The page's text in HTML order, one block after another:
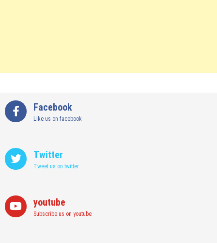
Facebook
Like us on facebook
Twitter
Tweet us on twitter
youtube
Subscribe us on youtube